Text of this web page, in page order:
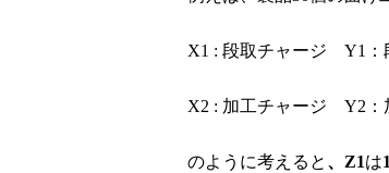
X1 : 段取チャージ Y1
X2 : 加工チャージ Y2
のように考えると 、Z1は